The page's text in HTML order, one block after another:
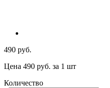
490 руб.
Цена 490 руб. за 1 шт
Количество